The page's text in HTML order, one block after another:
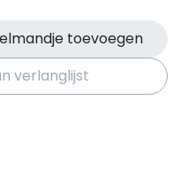
toevoegen
verlanglijst